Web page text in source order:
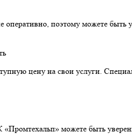
оперативно, поэтому можете быть
цену на свои услуги.
можете быть